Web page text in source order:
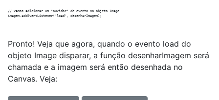
// vamos adicionar um "ouvidor" de evento no objeto Image
Pronto! Veja que agora, quando o evento load do
objeto Image disparar, a função desenharImagem será
chamada e a imagem será então desenhada no
Canvas. Veja: